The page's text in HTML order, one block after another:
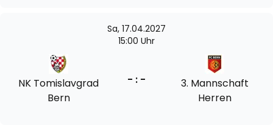
Sa, 17.04.2027
15:00 Uhr
NK Tomislavgrad
Bern
- : -
3. Mannschaft
Herren